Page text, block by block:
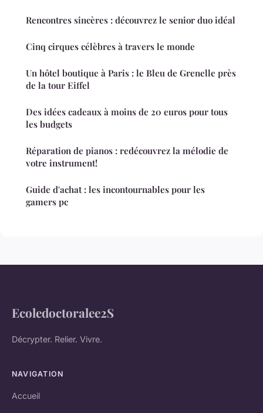
Rencontres sincères : découvrez le senior duo idéal
Cinq cirques célèbres à travers le monde
Un hôtel boutique à Paris : le Bleu de Grenelle près
de la tour Eiffel
Des idées cadeaux à moins de 20 euros pour tous
les budgets
Réparation de pianos : redécouvrez la mélodie de
votre instrument!
Guide d'achat : les incontournables pour les
gamers pc
Ecoledoctoralee2S
Décrypter. Relier. Vivre.
NAVIGATION
Accueil